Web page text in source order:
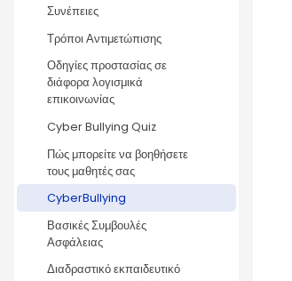
Συνέπειες
Τρόποι Αντιμετώπισης
Οδηγίες προστασίας σε
διάφορα λογισμικά
επικοινωνίας
Cyber Bullying Quiz
Πώς μπορείτε να βοηθήσετε
τους μαθητές σας
CyberBullying
Βασικές Συμβουλές
Ασφάλειας
Διαδραστικό εκπαιδευτικό